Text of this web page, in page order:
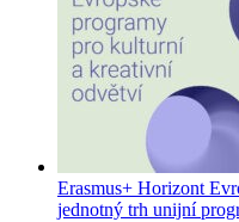
Erasmus+ Horizont
jednotný trh unijní